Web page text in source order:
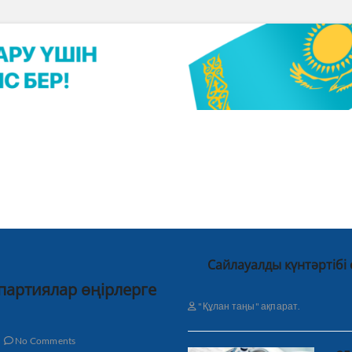
өңірлерге
No Comments
Сайлауалды
"Құлан таңы" ақпарат.